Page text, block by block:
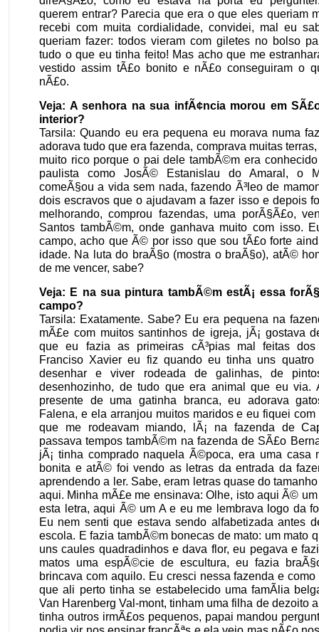
querem entrar? Parecia que era o que eles queriam
recebi com muita cordialidade, convidei, mal eu
queriam fazer: todos vieram com giletes no bolso
tudo o que eu tinha feito! Mas acho que me
vestido assim tÃ£o bonito e nÃ£o conseguiram o
nÃ£o.
Veja: A senhora na sua infÃ¢ncia morou em
interior?
Tarsila: Quando eu era pequena eu morava numa
adorava tudo que era fazenda, comprava muitas
muito rico porque o pai dele tambÃ©m era
paulista como JosÃ© Estanislau do Amaral, o
comeÃ§ou a vida sem nada, fazendo Ã³leo de
dois escravos que o ajudavam a fazer isso e depois
melhorando, comprou fazendas, uma porÃ§Ã£o,
Santos tambÃ©m, onde ganhava muito com isso.
campo, acho que Ã© por isso que sou tÃ£o forte
idade. Na luta do braÃ§o (mostra o braÃ§o), atÃ©
de me vencer, sabe?
Veja: E na sua pintura tambÃ©m estÃ¡ essa
campo?
Tarsila: Exatamente. Sabe? Eu era pequena na
mÃ£e com muitos santinhos de igreja, jÃ¡ gostava
que eu fazia as primeiras cÃ³pias mal feitas dos
Franciso Xavier eu fiz quando eu tinha uns quatro
desenhar e viver rodeada de galinhas, de
desenhozinho, de tudo que era animal que eu via.
presente de uma gatinha branca, eu adorava
Falena, e ela arranjou muitos maridos e eu fiquei com
que me rodeavam miando, lÃ¡ na fazenda de
passava tempos tambÃ©m na fazenda de SÃ£o
jÃ¡ tinha comprado naquela Ã©poca, era uma casa
bonita e atÃ© foi vendo as letras da entrada da
aprendendo a ler. Sabe, eram letras quase do
aqui. Minha mÃ£e me ensinava: Olhe, isto aqui Ã©
esta letra, aqui Ã© um A e eu me lembrava logo da
Eu nem senti que estava sendo alfabetizada antes
escola. E fazia tambÃ©m bonecas de mato: um mato
uns caules quadradinhos e dava flor, eu pegava e
matos uma espÃ©cie de escultura, eu fazia
brincava com aquilo. Eu cresci nessa fazenda e
que ali perto tinha se estabelecido uma famÃ­lia
Van Harenberg Val-mont, tinham uma filha de dezoito
tinha outros irmÃ£os pequenos, papai mandou